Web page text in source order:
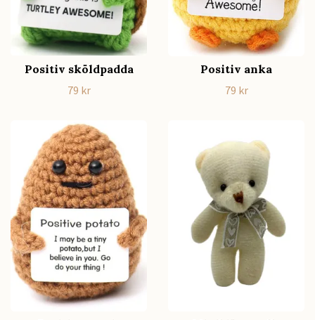
Positiv sköldpadda
79 kr
Positiv anka
79 kr